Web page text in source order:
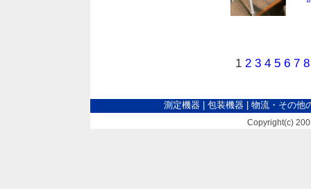
1 2 3 4 5 6 7 8
測定機器 包装機器 物流・その他
Copyright(c)